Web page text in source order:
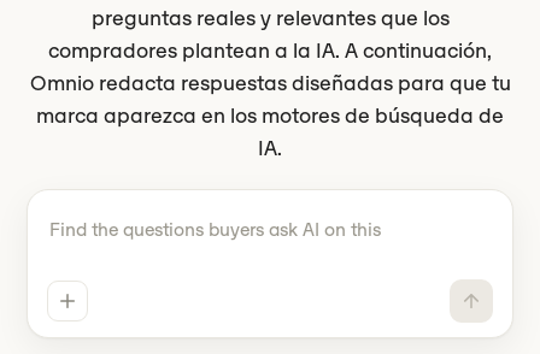
preguntas reales y relevantes que los
compradores plantean a la IA. A continuación,
Omnio redacta respuestas diseñadas para que tu
marca aparezca en los motores de búsqueda de
IA.
Dile Omnio tiene que hacer